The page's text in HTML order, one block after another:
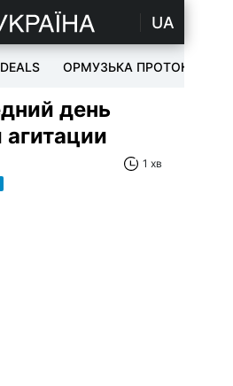
UA
ОРМУЗЬКА ПРОТОКА
день
1 хв